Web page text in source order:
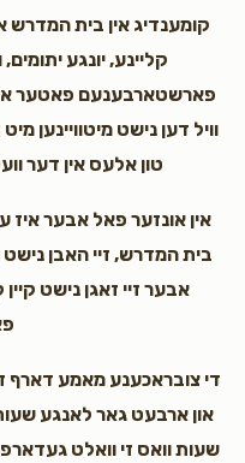
קומענדיג אין בית המדרש
קליינע, יונגע
פארשטארבענעם פאטער
וויל דען נישט מיטוויינען
טון אלעס אין דער
אין אונזער פאל אבער איז
בית המדרש, זיי האבן נישט
אבער זיי זאגן נישט
די צובראכענע מאמע דארף
און ארבעט גאר לאנגע
שעות וואס זי וואלט